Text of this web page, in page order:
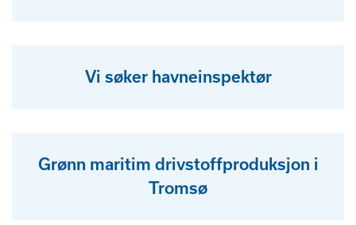
Vi søker havneinspektør
Grønn maritim drivstoffproduksjon i
Tromsø